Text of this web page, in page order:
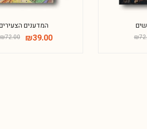
המדענים
₪72.00 ₪39.00 ₪